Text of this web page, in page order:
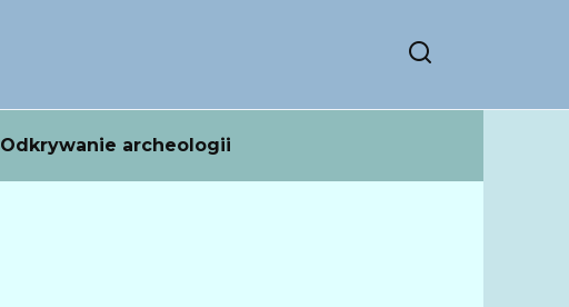
Odkrywanie archeologii